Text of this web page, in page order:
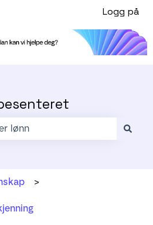
for oversettelserLogg på